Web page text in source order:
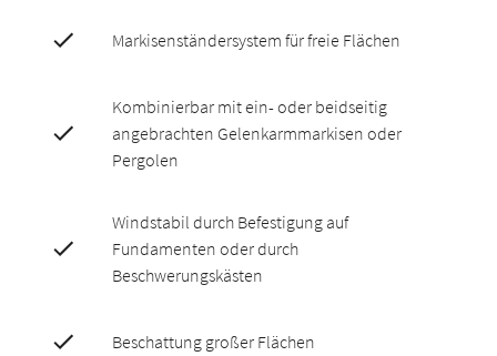
Markisenständersystem für freie Flächen
Kombinierbar mit ein- oder beidseitig
angebrachten Gelenkarmmarkisen oder
Pergolen
Windstabil durch Befestigung auf
Fundamenten oder durch
Beschwerungskästen
Beschattung großer Flächen